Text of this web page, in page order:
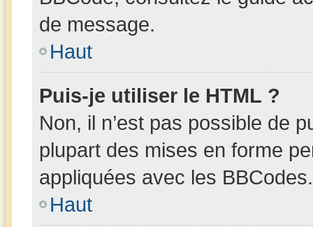
de message.
Haut
Puis-je utiliser le HTML ?
Non, il n’est pas possible de
plupart des mises en forme
appliquées avec les BBCodes.
Haut